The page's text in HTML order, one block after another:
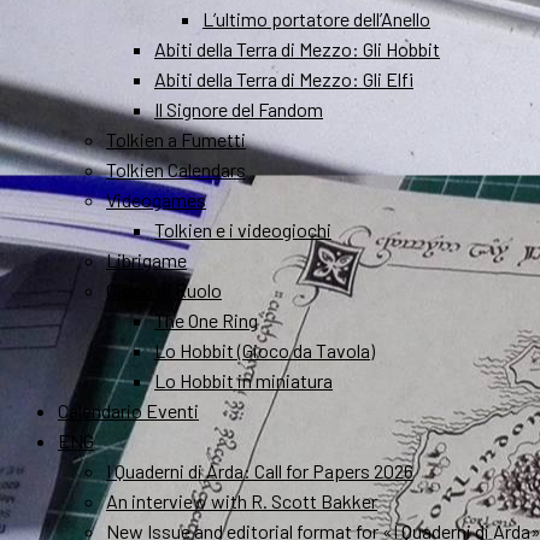
L’ultimo portatore dell’Anello
Abiti della Terra di Mezzo: Gli Hobbit
Abiti della Terra di Mezzo: Gli Elfi
Il Signore del Fandom
Tolkien a Fumetti
Tolkien Calendars
Videogames
Tolkien e i videogiochi
Librigame
Gioco di Ruolo
The One Ring
Lo Hobbit (Gioco da Tavola)
Lo Hobbit in miniatura
Calendario Eventi
ENG
I Quaderni di Arda: Call for Papers 2026
An interview with R. Scott Bakker
New Issue and editorial format for «I Quaderni di Arda»